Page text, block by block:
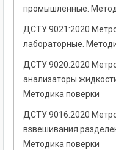
промышленные.
ДСТУ 9021:2020
лабораторные.
ДСТУ 9020:2020
анализаторы
Методика поверки
ДСТУ 9016:2020
взвешивания
Методика поверки